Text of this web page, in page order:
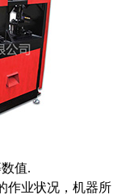
值.
作业状况，机器所